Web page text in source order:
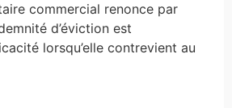
commercial renonce par
d’éviction est
lorsqu’elle contrevient au